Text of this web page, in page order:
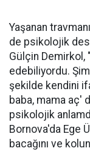
Yaşanan
de psikolojik
Gülçin Demirkol,
edebiliyordu.
şekilde kendini
baba, mama aç'
psikolojik
Bornova'da Ege
bacağını ve